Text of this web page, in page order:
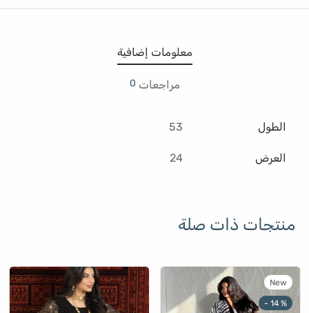
معلومات إضافية
مراجعات 0
الطول 53
العرض 24
منتجات ذات صلة
New
- 14 %
هناك
العديد